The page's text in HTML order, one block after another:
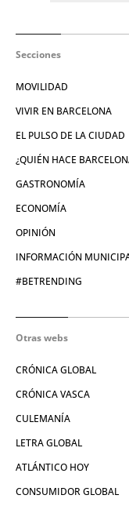
Secciones
MOVILIDAD
VIVIR EN BARCELONA
EL PULSO DE LA CIUDAD
¿QUIÉN HACE
GASTRONOMÍA
ECONOMÍA
OPINIÓN
INFORMACIÓN
#BETRENDING
Otras webs
CRÓNICA GLOBAL
CRÓNICA VASCA
CULEMANÍA
LETRA GLOBAL
ATLÁNTICO HOY
CONSUMIDOR GLOBAL